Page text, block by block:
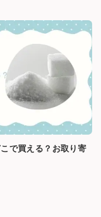
で買える？お取り寄